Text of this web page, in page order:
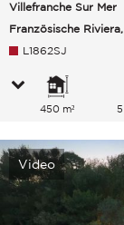
Villefranche Sur Mer
Französische
L1862SJ
450 m²
Video